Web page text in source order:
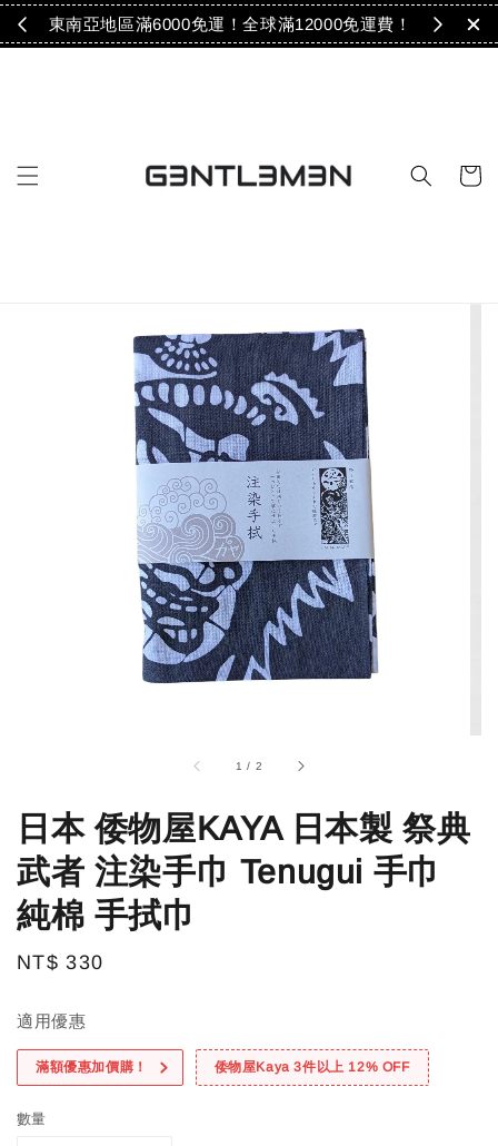
！ 東南亞地區滿6000免運！全球滿12000免運費！
1 / 2
日本 倭物屋KAYA 日本製 祭典
武者 注染手巾 Tenugui 手巾
純棉 手拭巾
Regular
NT$ 330
適用優惠
滿額優惠加價購！ 倭物屋Kaya 3件以上 12% OFF
數量